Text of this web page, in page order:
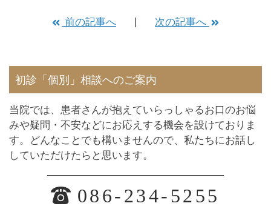
前の記事へ 次の記事へ
初診「個別」相談へのご案内
当院では、患者さんが抱えていらっしゃるお口のお悩
みや疑問・不安などにお応えする機会を設けておりま
す。どんなことでも構いませんので、私たちにお話し
していただけたらと思います。
086-234-5255